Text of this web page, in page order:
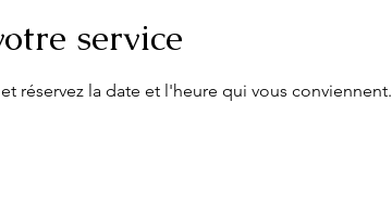
service
réservez la date et l'heure qui vous conviennent.